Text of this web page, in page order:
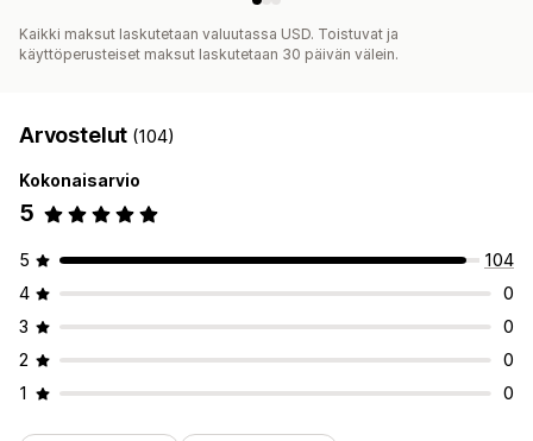
Kaikki maksut laskutetaan valuutassa USD. Toistuvat ja
käyttöperusteiset maksut laskutetaan 30 päivän välein.
Arvostelut (104)
Kokonaisarvio
5
5
104
4
0
3
0
2
0
1
0